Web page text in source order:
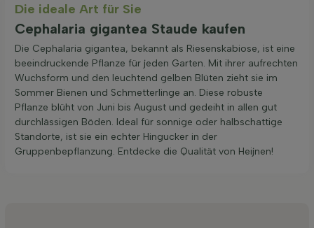
Die ideale Art für Sie
Cephalaria gigantea Staude kaufen
Die Cephalaria gigantea, bekannt als Riesenskabiose, ist eine
beeindruckende Pflanze für jeden Garten. Mit ihrer aufrechten
Wuchsform und den leuchtend gelben Blüten zieht sie im
Sommer Bienen und Schmetterlinge an. Diese robuste
Pflanze blüht von Juni bis August und gedeiht in allen gut
durchlässigen Böden. Ideal für sonnige oder halbschattige
Standorte, ist sie ein echter Hingucker in der
Gruppenbepflanzung. Entdecke die Qualität von Heijnen!